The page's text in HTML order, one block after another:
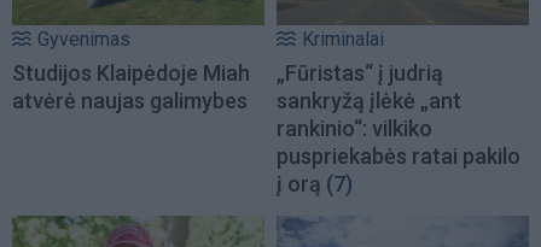
Gyvenimas
Studijos Klaipėdoje Miah
atvėrė naujas galimybes
Kriminalai
„Fūristas“ į judrią
sankryžą įlėkė „ant
rankinio“: vilkiko
puspriekabės ratai pakilo
į orą (7)